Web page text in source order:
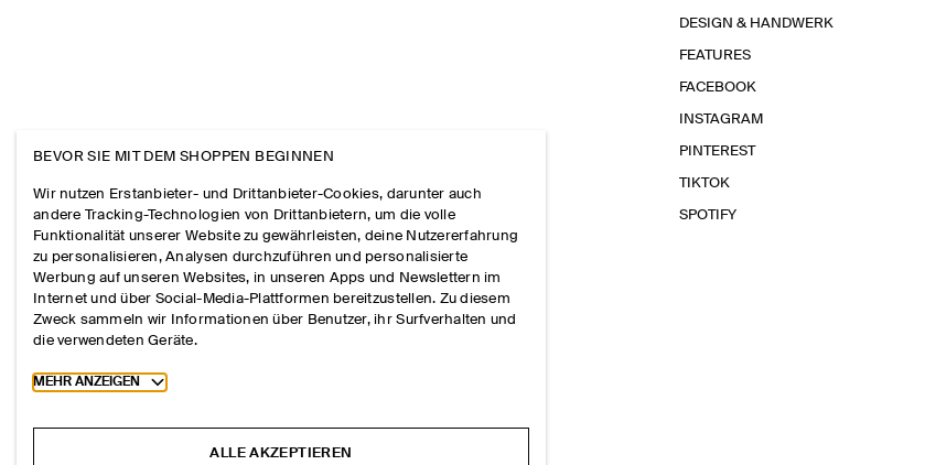
DESIGN & HANDWERK
FEATURES
FACEBOOK
INSTAGRAM
PINTEREST
TIKTOK
SPOTIFY
BEVOR SIE MIT DEM SHOPPEN BEGINNEN
Wir nutzen Erstanbieter- und Drittanbieter-Cookies, darunter auch
andere Tracking-Technologien von Drittanbietern, um die volle
Funktionalität unserer Website zu gewährleisten, deine Nutzererfahrung
zu personalisieren, Analysen durchzuführen und personalisierte
Werbung auf unseren Websites, in unseren Apps und Newslettern im
Internet und über Social-Media-Plattformen bereitzustellen. Zu diesem
Zweck sammeln wir Informationen über Benutzer, ihr Surfverhalten und
die verwendeten Geräte.
Toggle more cookie information
MEHR ANZEIGEN
ALLE AKZEPTIEREN